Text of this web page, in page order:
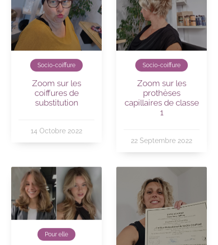
Socio-coiffure
Zoom sur les
coiffures de
substitution
14 Octobre 2022
Socio-coiffure
Zoom sur les
prothèses
capillaires de classe
1
22 Septembre 2022
Pour elle